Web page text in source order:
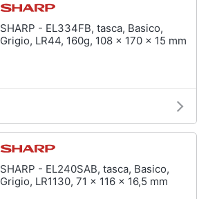
SHARP - EL334FB, tasca, Basico,
Grigio, LR44, 160g, 108 x 170 x 15 mm
SHARP - EL240SAB, tasca, Basico,
Grigio, LR1130, 71 x 116 x 16,5 mm